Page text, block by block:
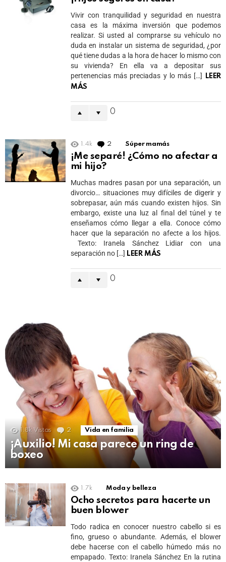
Vivir con tranquilidad y seguridad en nuestra
casa es la máxima inversión que podemos
realizar. Si usted al comprarse su vehículo no
duda en instalar un sistema de seguridad, ¿por
qué tiene dudas a la hora de hacer lo mismo con
su vivienda? En ella va a depositar sus
pertenencias más preciadas y lo más […]
LEER
MÁS
0
1.4k 2 Comments
Súper mamás
¡Me separé! ¿Cómo no afectar a
mi hijo?
Muchas madres pasan por una separación, un
divorcio… situaciones muy difíciles de digerir y
sobrepasar, aún más cuando existen hijos. Sin
embargo, existe una luz al final del túnel y te
enseñamos cómo llegar a ella. Conoce cómo
hacer que la separación no afecte a los hijos.
Texto: Iranela Sánchez Lidiar con una
separación no […] LEER MÁS
0
1.8k Vistas 2 Comments
Vida en familia
¡Auxilio! Mi casa parece un ring de
boxeo
1.7k Moda y belleza
Ocho secretos para hacerte un
buen blower
Todo radica en conocer nuestro cabello si es
fino, grueso o abundante. Además, el blower
debe hacerse con el cabello húmedo más no
empapado. Texto: Iranela Sánchez En la rutina